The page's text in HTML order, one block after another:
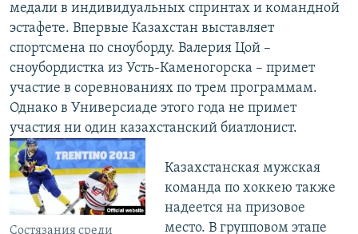
медали в индивидуальных спринтах и командной
эстафете. Впервые Казахстан выставляет
спортсмена по сноуборду. Валерия Цой –
сноубордистка из Усть-Каменогорска – примет
участие в соревнованиях по трем программам.
Однако в Универсиаде этого года не примет
участия ни один казахстанский биатлонист.
Состязания среди
Казахстанская мужская
команда по хоккею также
надеется на призовое
место. В групповом этапе